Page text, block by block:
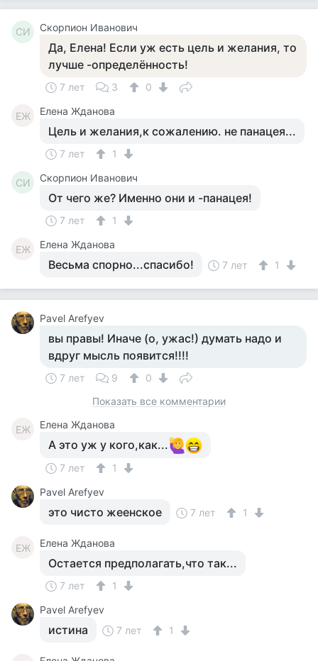
СИ Скорпион Иванович
Да, Елена! Если уж есть цель и желания, то
лучше -определённость!
7 лет 3 0
ЕЖ Елена Жданова
Цель и желания,к сожалению. не панацея...
7 лет 1
СИ Скорпион Иванович
От чего же? Именно они и -панацея!
7 лет 1
ЕЖ Елена Жданова
Весьма спорно...спасибо! 7 лет 1
Pavel Arefyev
вы правы! Иначе (о, ужас!) думать надо и
вдруг мысль появится!!!!
7 лет 9
0
Показать все комментарии
ЕЖ Елена Жданова
А это уж у кого,как...
7 лет
1
Pavel Arefyev
это чисто жеенское 7 лет 1
ЕЖ Елена Жданова
Остается предполагать,что так...
7 лет
1
Pavel Arefyev
истина 7 лет 1